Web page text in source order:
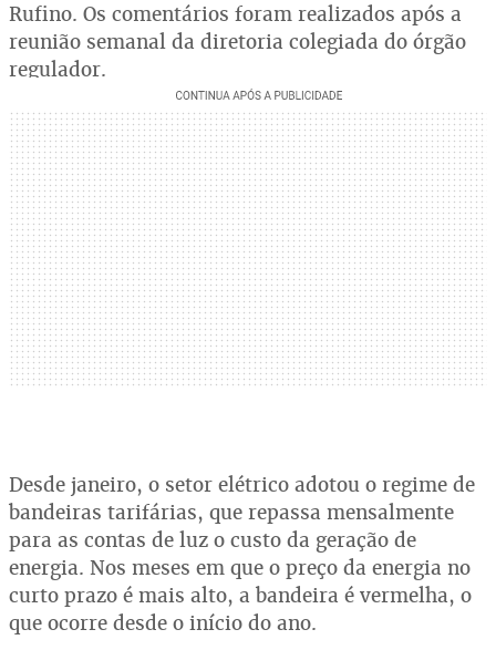
Rufino. Os comentários foram realizados após a
reunião semanal da diretoria colegiada do órgão
regulador.
Desde janeiro, o setor elétrico adotou o regime de
bandeiras tarifárias, que repassa mensalmente
para as contas de luz o custo da geração de
energia. Nos meses em que o preço da energia no
curto prazo é mais alto, a bandeira é vermelha, o
que ocorre desde o início do ano.